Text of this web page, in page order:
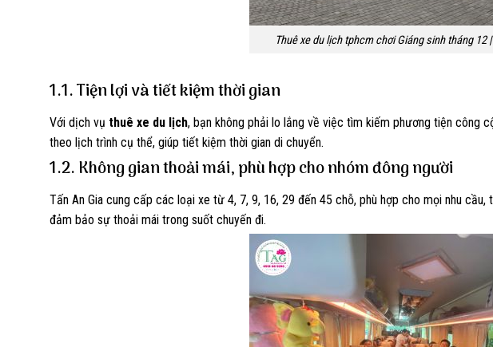
Thuê xe du lịch tphcm chơi Giáng sinh tháng 12
1.1. Tiện lợi và tiết kiệm thời gian
Với dịch vụ thuê xe du lịch, bạn không phải lo lắng về việc tìm kiếm phương tiện công
theo lịch trình cụ thể, giúp tiết kiệm thời gian di chuyển.
1.2. Không gian thoải mái, phù hợp cho nhóm đông người
Tấn An Gia cung cấp các loại xe từ 4, 7, 9, 16, 29 đến 45 chỗ, phù hợp cho mọi nhu
đảm bảo sự thoải mái trong suốt chuyến đi.